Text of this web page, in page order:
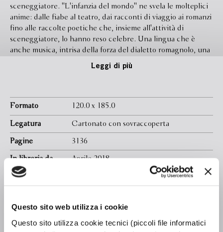
Questo sito web utilizza i cookie
Questo sito utilizza cookie tecnici (piccoli file informatici
sceneggiatore. ''L'infanzia del mondo'' ne svela le molteplici
anime: dalle fiabe al teatro, dai racconti di viaggio ai romanzi
fino alle raccolte poetiche che, insieme all'attività di
sceneggiatore, lo hanno reso celebre. Una lingua che è
anche musica, intrisa della forza del dialetto romagnolo, una
raccolta preziosa che riporta in primo piano un autore che ha
Leggi di più
Formato 120.0 x 185.0
Legatura Cartonato con sovraccoperta
Pagine 3136
In libreria da Aprile 2018
Ebook
Curatore Luca Cesari